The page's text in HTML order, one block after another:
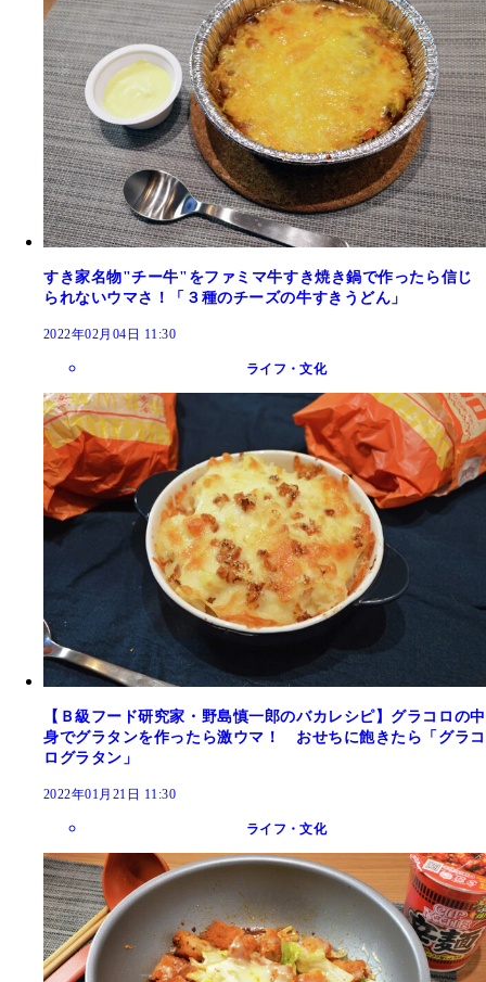
すき家名物"チー牛"をファミマ牛すき焼き鍋で作ったら信じ
られないウマさ！「３種のチーズの牛すきうどん」
2022年02月04日 11:30
ライフ・文化
【Ｂ級フード研究家・野島慎一郎のバカレシピ】グラコロの中
身でグラタンを作ったら激ウマ！ おせちに飽きたら「グラコ
ログラタン」
2022年01月21日 11:30
ライフ・文化